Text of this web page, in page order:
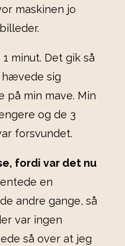
maskinen jo
minut. Det gik så
sig
på min mave. Min
og de 3
forsvundet.
fordi var det nu
en
andre gange, så
var ingen
så over at jeg